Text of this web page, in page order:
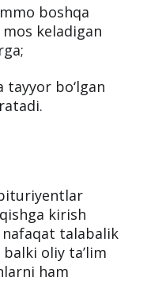
joy yetmagan
mos keladigan
bo‘lgan
kirish
talabalik